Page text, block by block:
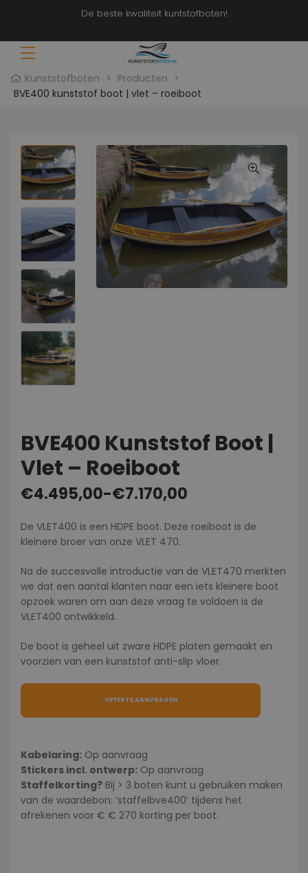
De beste kwaliteit kuntstofboten!
Kunststofboten > Producten >
BVE400 kunststof boot | vlet – roeiboot
BVE400 Kunststof Boot |
Vlet – Roeiboot
€4.495,00-€7.170,00
De VLET400 is een HDPE boot. Deze roeiboot is de
kleinere broer van onze VLET 470.
Na de succesvolle introductie van de VLET470 merkten
we dat een aantal klanten naar een iets kleinere boot
opzoek waren om aan deze vraag te voldoen is de
VLET400 ontwikkeld.
De boot is geheel uit zware HDPE platen gemaakt en
voorzien van een kunststof anti-slip vloer.
OFFERTE AANVRAGEN
Kabelaring: Op aanvraag
Stickers incl. ontwerp: Op aanvraag
Staffelkorting? Bij > 3 boten kunt u gebruiken maken
van de waardebon: ‘staffelbve400’ tijdens het
afrekenen voor € € 270 korting per boot.